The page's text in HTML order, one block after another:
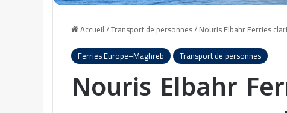
Accueil/Transport de personnes/Nouris Elbahr Ferries
Ferries Europe–Maghreb
Transport de personnes
Nouris Elbahr